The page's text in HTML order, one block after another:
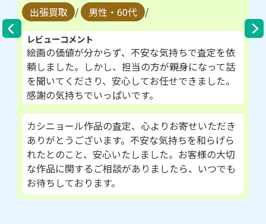
出張買取 / 男性・60代 /
レビューコメント
絵画の価値が分からず、不安な気持ちで査定を依
頼しました。しかし、担当の方が親身になって話
を聞いてくださり、安心してお任せできました。
感謝の気持ちでいっぱいです。
カシニョール作品の査定、心よりお寄せいただき
ありがとうございます。不安な気持ちを和らげら
れたとのこと、安心いたしました。お客様の大切
な作品に関するご相談がありましたら、いつでも
お待ちしております。